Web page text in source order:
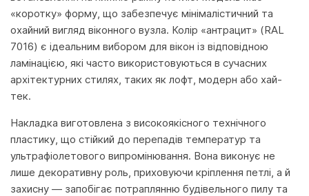
«коротку» форму, що забезпечує мінімалістичний та
охайний вигляд віконного вузла. Колір «антрацит» (RAL
7016) є ідеальним вибором для вікон із відповідною
ламінацією, які часто використовуються в сучасних
архітектурних стилях, таких як лофт, модерн або хай-
тек.
Накладка виготовлена з високоякісного технічного
пластику, що стійкий до перепадів температур та
ультрафіолетового випромінювання. Вона виконує не
лише декоративну роль, приховуючи кріплення петлі, а й
захисну — запобігає потраплянню будівельного пилу та